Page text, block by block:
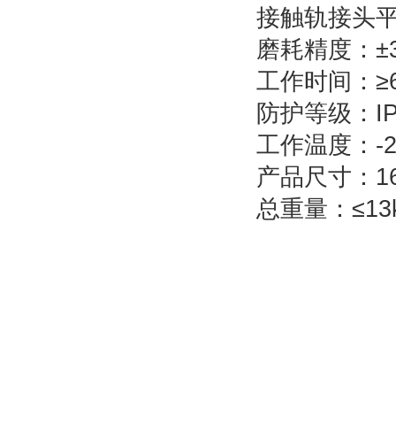
接触轨接头
磨耗精度：
工作时间：
防护等级：
工作温度：
产品尺寸：
总重量：